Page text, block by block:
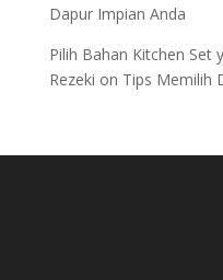
Dapur Impian Anda
Pilih Bahan Kitchen Set
Rezeki on Tips Memilih